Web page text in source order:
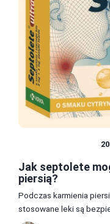
Jak septolete
piersią?
Podczas karmienia
stosowane leki są